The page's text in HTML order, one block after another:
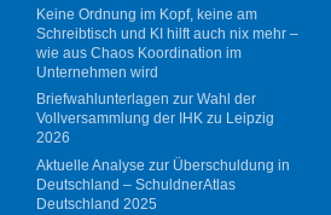
Keine Ordnung im Kopf, keine am
Schreibtisch und KI hilft auch nix mehr –
wie aus Chaos Koordination im
Unternehmen wird
Briefwahlunterlagen zur Wahl der
Vollversammlung der IHK zu Leipzig
2026
Aktuelle Analyse zur Überschuldung in
Deutschland – SchuldnerAtlas
Deutschland 2025